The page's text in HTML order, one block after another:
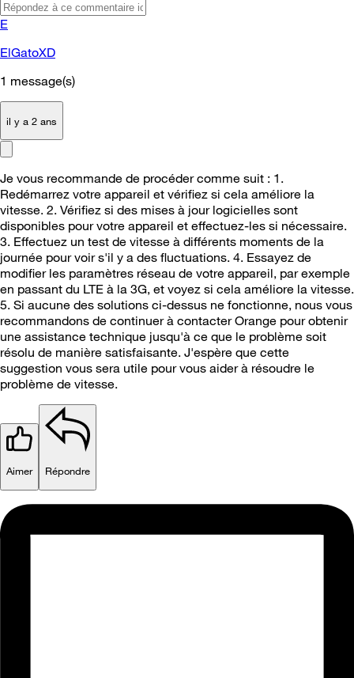
E
ElGatoXD
1 message(s)
il y a 2 ans
Je vous recommande de procéder comme suit : 1.
Redémarrez votre appareil et vérifiez si cela améliore la
vitesse. 2. Vérifiez si des mises à jour logicielles sont
disponibles pour votre appareil et effectuez-les si nécessaire.
3. Effectuez un test de vitesse à différents moments de la
journée pour voir s'il y a des fluctuations. 4. Essayez de
modifier les paramètres réseau de votre appareil, par exemple
en passant du LTE à la 3G, et voyez si cela améliore la vitesse.
5. Si aucune des solutions ci-dessus ne fonctionne, nous vous
recommandons de continuer à contacter Orange pour obtenir
une assistance technique jusqu'à ce que le problème soit
résolu de manière satisfaisante. J'espère que cette
suggestion vous sera utile pour vous aider à résoudre le
problème de vitesse.
Aimer Répondre